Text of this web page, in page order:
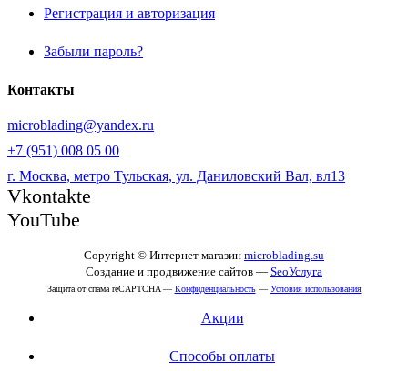
Регистрация и авторизация
Забыли пароль?
Контакты
microblading@yandex.ru
+7 (951) 008 05 00
г. Москва, метро Тульская, ул. Даниловский Вал, вл13
Vkontakte
YouTube
Copyright © Интернет магазин microblading.su
Создание и продвижение сайтов — SeoУслуга
Защита от спама reCAPTCHA — Конфиденциальность— Условия использования
Акции
Способы оплаты